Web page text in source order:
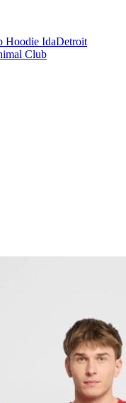
Hoodie IdaDetroit
Club